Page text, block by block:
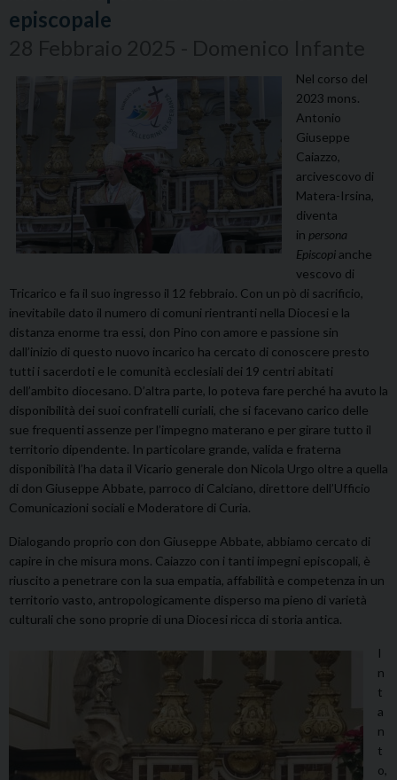
episcopale
Nel corso del
2023 mons.
Antonio
Giuseppe
Caiazzo,
arcivescovo di
Matera-Irsina,
diventa
in persona
Episcopianche
vescovo di
Tricarico e fa il suo ingresso il 12 febbraio. Con un pò di sacrificio,
inevitabile dato il numero di comuni rientranti nella Diocesi e la
distanza enorme tra essi, don Pino con amore e passione sin
dall’inizio di questo nuovo incarico ha cercato di conoscere presto
tutti i sacerdoti e le comunità ecclesiali dei 19 centri abitati
dell’ambito diocesano. D’altra parte, lo poteva fare perché ha avuto la
disponibilità dei suoi confratelli curiali, che si facevano carico delle
sue frequenti assenze per l’impegno materano e per girare tutto il
territorio dipendente. In particolare grande, valida e fraterna
disponibilità l’ha data il Vicario generale don Nicola Urgo oltre a quella
di don Giuseppe Abbate, parroco di Calciano, direttore dell’Ufficio
Comunicazioni sociali e Moderatore di Curia.
Dialogando proprio con don Giuseppe Abbate, abbiamo cercato di
capire in che misura mons. Caiazzo con i tanti impegni episcopali, è
riuscito a penetrare con la sua empatia, affabilità e competenza in un
territorio vasto, antropologicamente disperso ma pieno di varietà
culturali che sono proprie di una Diocesi ricca di storia antica.
I
n
t
a
n
t
o,